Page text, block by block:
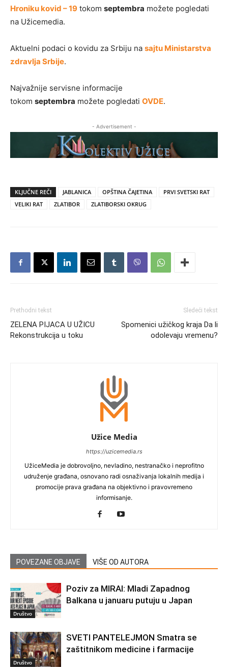
Hroniku kovid – 19 tokom septembra možete pogledati
na Užicemedia.
Aktuelni podaci o kovidu za Srbiju na sajtu Ministarstva
zdravlja Srbije.
Najvažnije servisne informacije
tokom septembra možete pogledati OVDE.
- Advertisement -
KLJUČNE REČI JABLANICA OPŠTINA ČAJETINA
PRVI SVETSKI RAT
VELIKI RAT
ZLATIBOR ZLATIBORSKI OKRUG
Prethodni tekst
ZELENA PIJACA U UŽICU
Rekonstrukcija u toku
Sledeći tekst
Spomenici užičkog kraja Da li
odolevaju vremenu?
Užice Media
https://uzicemedia.rs
UžiceMedia je dobrovoljno, nevladino, nestranačko i neprofitno
udruženje građana, osnovano radi osnaživanja lokalnih medija i
promocije prava građana na objektivno i pravovremeno
informisanje.
POVEZANE OBJAVE VIŠE OD AUTORA
Društvo
Poziv za MIRAI: Mladi Zapadnog
Balkana u januaru putuju u Japan
Društvo
SVETI PANTELEJMON Smatra se
zaštitnikom medicine i farmacije